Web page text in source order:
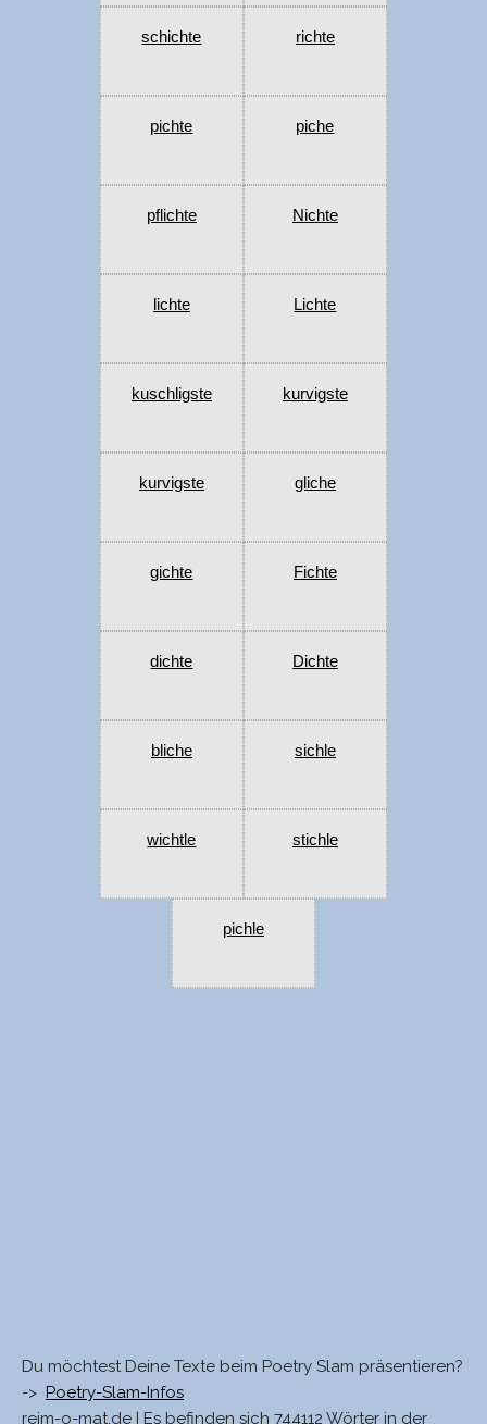
schichte richte
pichte piche
pflichte Nichte
lichte Lichte
kuschligste kurvigste
kurvigste gliche
gichte Fichte
dichte Dichte
bliche sichle
wichtle stichle
pichle
Du möchtest Deine Texte beim Poetry Slam präsentieren?
-> Poetry-Slam-Infos
reim-o-mat.de | Es befinden sich 744112 Wörter in der